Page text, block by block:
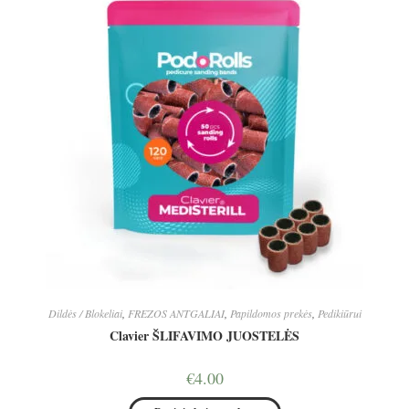
Dildės / Blokeliai, FREZOS ANTGALIAI, Papildomos prekės, Pedikiūrui
Clavier ŠLIFAVIMO JUOSTELĖS
€4.00
This